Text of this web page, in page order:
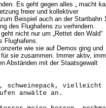
Es geht gegen alles „ macht
freier und kollektiver
Beispiel auch an der Startbahn
des Flughafens zu verhindern.
nicht nur um „Rettet den Wald“
Flughafens.
wie sie auf Demos ging und
sie zusammen. Immer aktiv,
Abständen mit der Staatsgewalt
vielleicht
anwälte an.